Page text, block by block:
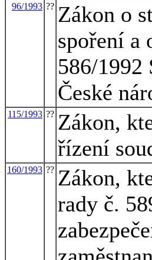
96/1993 ?? Zákon o
spoření a
586/1992
České
115/1993 ?? Zákon,
řízení
160/1993 ?? Zákon,
rady č.